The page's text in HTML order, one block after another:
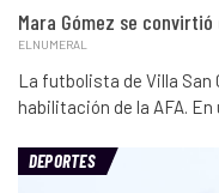
Mara Gómez se
ELNUMERAL
La futbolista de Villa San
habilitación de la AFA.
DEPORTES